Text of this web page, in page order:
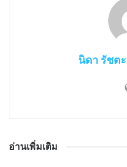
นิดา รัชต
อ่านเพิ่มเติม